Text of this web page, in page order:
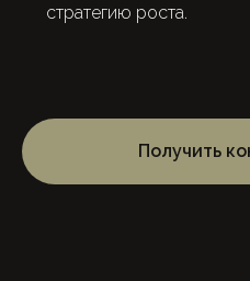
стратегию роста.
Получить